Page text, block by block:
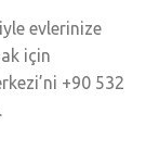
evlerinize
için
+90 532